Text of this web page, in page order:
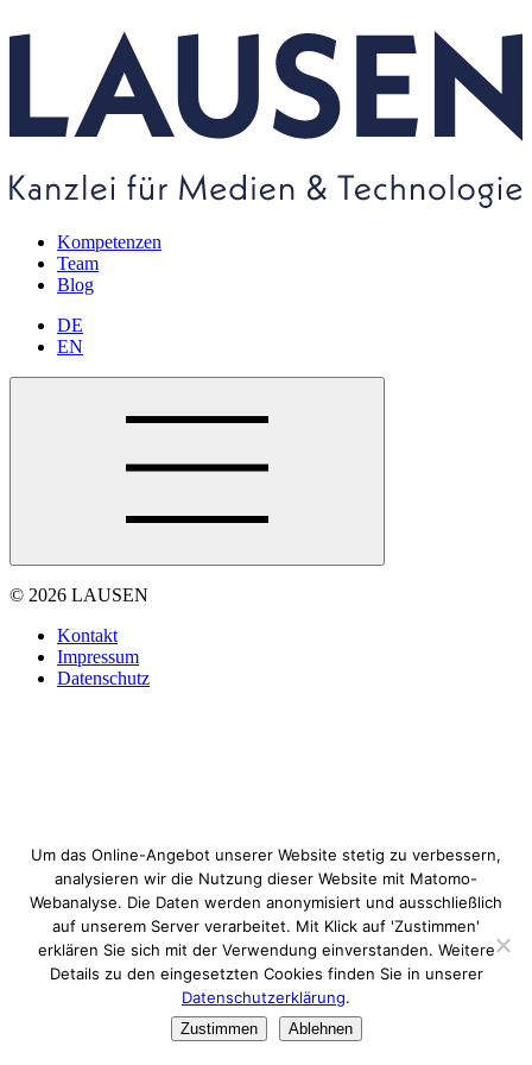
Kompetenzen
Team
Blog
DE
EN
© 2026 LAUSEN
Kontakt
Impressum
Datenschutz
Um das Online-Angebot unserer Website stetig zu verbessern,
analysieren wir die Nutzung dieser Website mit Matomo-
Webanalyse. Die Daten werden anonymisiert und ausschließlich
auf unserem Server verarbeitet. Mit Klick auf 'Zustimmen'
erklären Sie sich mit der Verwendung einverstanden. Weitere
Details zu den eingesetzten Cookies finden Sie in unserer
Datenschutzerklärung.
Zustimmen Ablehnen